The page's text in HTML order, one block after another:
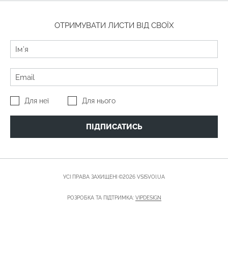
ОТРИМУВАТИ ЛИСТИ ВІД СВОЇХ
Для неї Для нього
ПІДПИСАТИСЬ
УСІ ПРАВА ЗАХИЩЕНІ ©2026 VSISVOI.UA
РОЗРОБКА ТА ПІДТРИМКА: VIPDESIGN